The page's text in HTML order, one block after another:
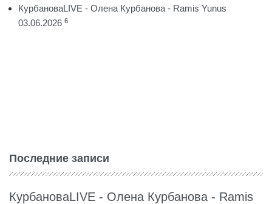
КурбановаLIVE - Олена Курбанова - Ramis Yunus
03.06.2026 6
Последние записи
КурбановаLIVE - Олена Курбанова - Ramis